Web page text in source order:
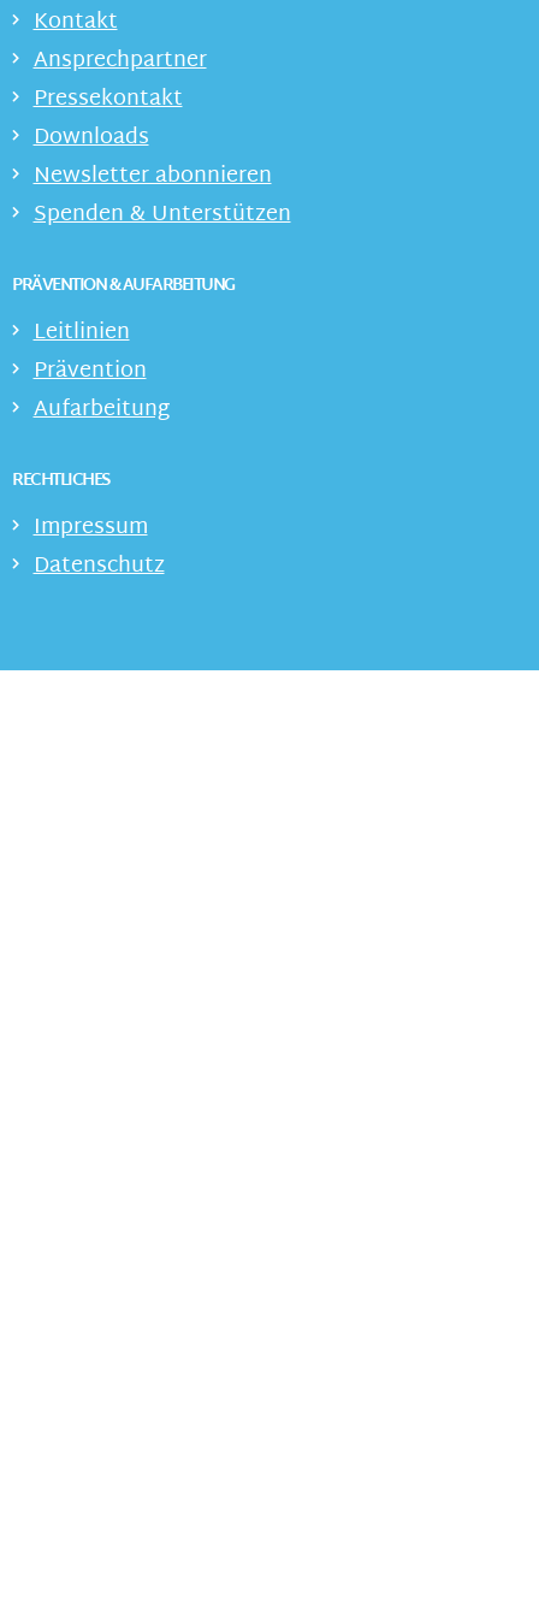
Kontakt
Ansprechpartner
Pressekontakt
Downloads
Newsletter abonnieren
Spenden & Unterstützen
PRÄVENTION & AUFARBEITUNG
Leitlinien
Prävention
Aufarbeitung
RECHTLICHES
Impressum
Datenschutz